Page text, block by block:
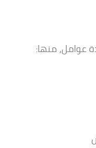
عوامل، منها: